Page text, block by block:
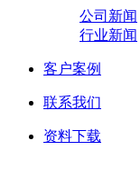
公司新闻
行业新闻
客户案例
联系我们
资料下载